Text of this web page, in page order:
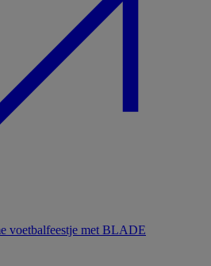
voetbalfeestje met BLADE